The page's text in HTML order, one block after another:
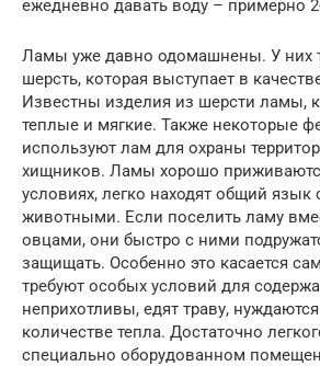
ежедневно давать воду – примерно
Ламы уже давно одомашнены. У них
шерсть, которая выступает в
Известны изделия из шерсти ламы,
теплые и мягкие. Также некоторые
используют лам для охраны
хищников. Ламы хорошо
условиях, легко находят общий язык
животными. Если поселить ламу
овцами, они быстро с ними
защищать. Особенно это касается
требуют особых условий для
неприхотливы, едят траву,
количестве тепла. Достаточно
специально оборудованном